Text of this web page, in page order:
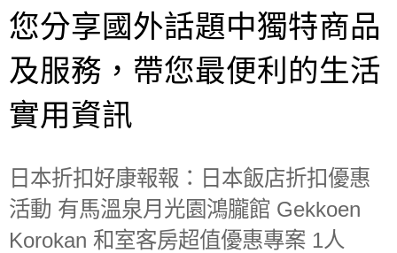
您分享國外話題中獨特商品
及服務，帶您最便利的生活
實用資訊
日本折扣好康報報：日本飯店折扣優惠
活動 有馬溫泉月光園鴻朧館 Gekkoen
Korokan 和室客房超值優惠專案 1人